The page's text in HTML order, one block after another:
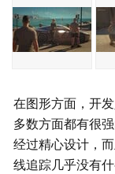
在图形方面，开发
多数方面都有很
经过精心设计，
线追踪几乎没有